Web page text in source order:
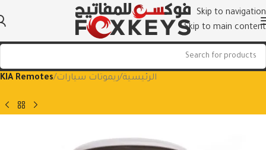
Skip to navigation
Skip to main content
الرئيسية ريموتات سيارات KIA Remotes